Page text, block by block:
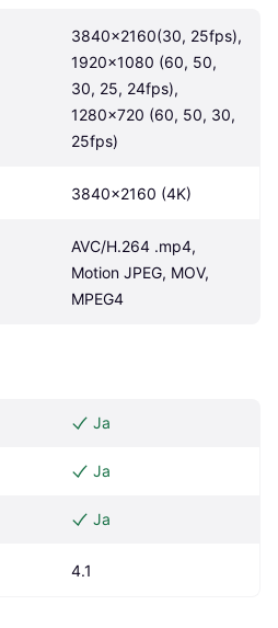
3840x2160(30, 25fps),
1920x1080 (60, 50,
30, 25, 24fps),
1280x720 (60, 50, 30,
25fps)
3840x2160 (4K)
AVC/H.264 .mp4,
Motion JPEG, MOV,
MPEG4
Ja
Ja
Ja
4.1